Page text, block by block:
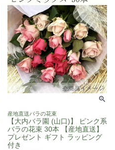
産地直送バラの花束
【大内バラ園 (山口)】 ピンク系
バラの花束 30本 【産地直送】
プレゼント ギフト ラッピング
付き